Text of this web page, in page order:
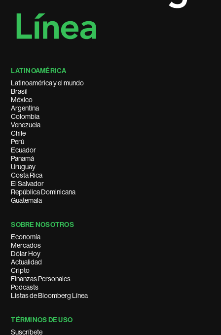
LATINOAMÉRICA
Latinoamérica y el mundo
Brasil
México
Argentina
Colombia
Venezuela
Chile
Perú
Ecuador
Panamá
Uruguay
Costa Rica
El Salvador
República Dominicana
Guatemala
SOBRE NOSOTROS
Economía
Mercados
Dólar Hoy
Actualidad
Cripto
Finanzas Personales
Podcasts
Listas de Bloomberg Línea
TÉRMINOS DE USO
Suscríbete